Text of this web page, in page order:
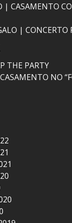
| CASAMENTO
| CONCERTO
THE PARTY
NO